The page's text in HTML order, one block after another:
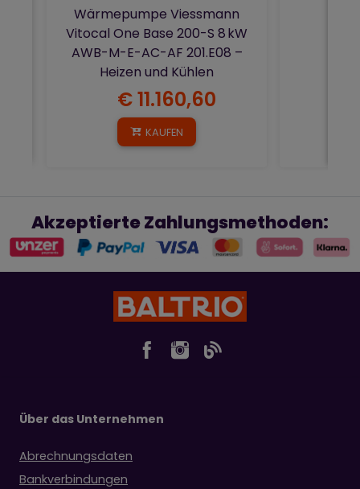
Wärmepumpe Viessmann
Vitocal One Base 200-S 8 kW
AWB-M-E-AC-AF 201.E08 –
Heizen und Kühlen
€ 11.160,60
KAUFEN
Akzeptierte Zahlungsmethoden:
Über das Unternehmen
Abrechnungsdaten
Bankverbindungen